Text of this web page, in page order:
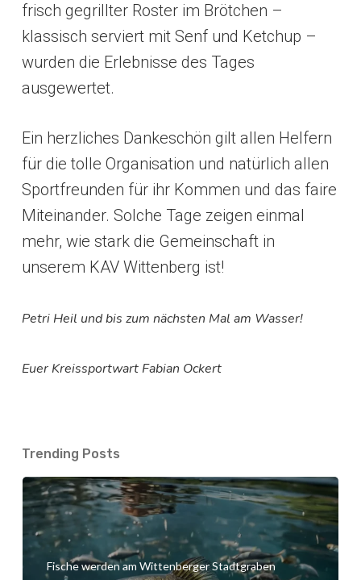
frisch gegrillter Roster im Brötchen –
klassisch serviert mit Senf und Ketchup –
wurden die Erlebnisse des Tages
ausgewertet.
Ein herzliches Dankeschön gilt allen Helfern
für die tolle Organisation und natürlich allen
Sportfreunden für ihr Kommen und das faire
Miteinander. Solche Tage zeigen einmal
mehr, wie stark die Gemeinschaft in
unserem KAV Wittenberg ist!
Petri Heil und bis zum nächsten Mal am Wasser!
Euer Kreissportwart Fabian Ockert
Trending Posts
Fische werden am Wittenberger Stadtgraben